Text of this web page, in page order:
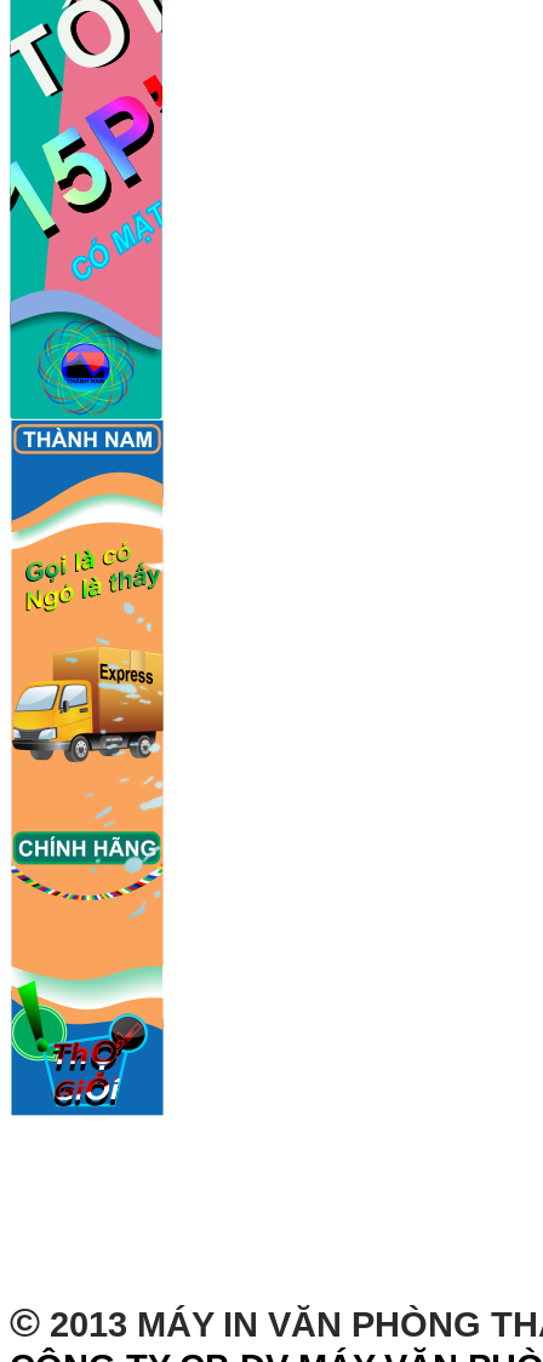
© 2013 MÁY IN VĂN PHÒNG